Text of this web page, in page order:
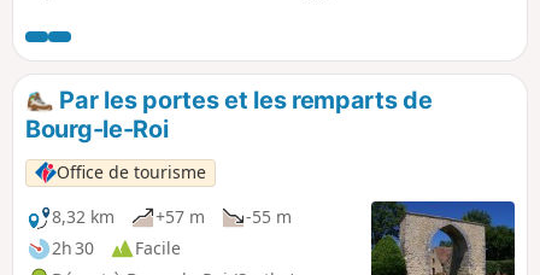
vicinaux.
Par les portes et les remparts de
Bourg-le-Roi
Office de tourisme
8,32 km
+57 m
-55 m
2h 30
Facile